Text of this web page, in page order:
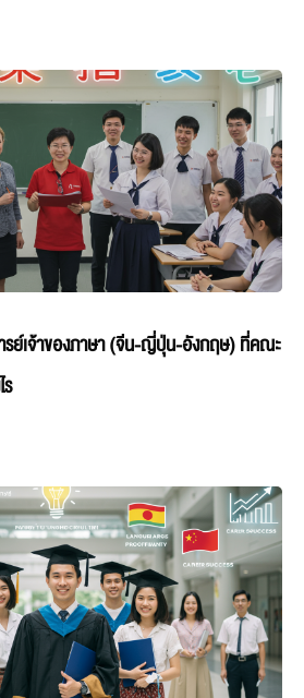
ารย์เจ้าของภาษา (จีน-ญี่ปุ่น-อังกฤษ) ที่คณะ